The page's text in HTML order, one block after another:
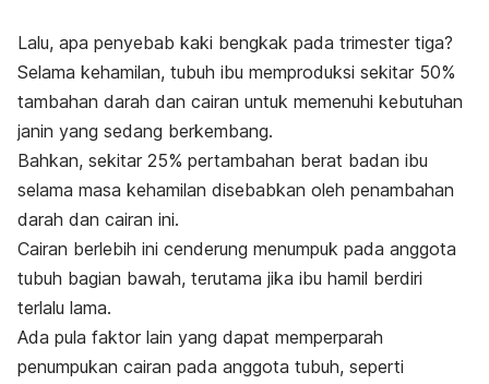
Lalu, apa penyebab kaki bengkak pada trimester tiga?
Selama kehamilan, tubuh ibu memproduksi sekitar 50%
tambahan darah dan cairan untuk memenuhi kebutuhan
janin yang sedang berkembang.
Bahkan, sekitar 25% pertambahan berat badan ibu
selama masa kehamilan disebabkan oleh penambahan
darah dan cairan ini.
Cairan berlebih ini cenderung menumpuk pada anggota
tubuh bagian bawah, terutama jika ibu hamil berdiri
terlalu lama.
Ada pula faktor lain yang dapat memperparah
penumpukan cairan pada anggota tubuh, seperti